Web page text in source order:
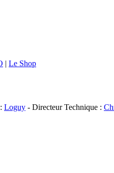
Le Shop
Loguy - Directeur Technique :